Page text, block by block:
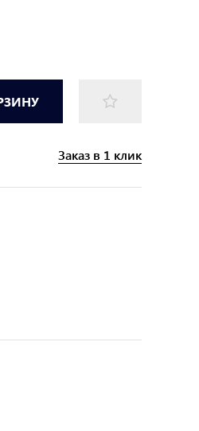
Заказ в 1 клик